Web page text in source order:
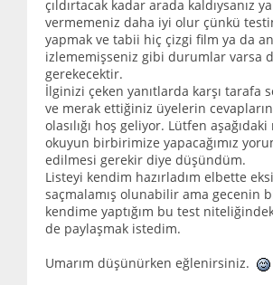
çıldırtacak kadar arada kaldıysanız
vermemeniz daha iyi olur çünkü
yapmak ve tabii hiç çizgi film ya da
izlememişseniz gibi durumlar varsa
gerekecektir.
İlginizi çeken yanıtlarda karşı tarafa
ve merak ettiğiniz üyelerin
olasılığı hoş geliyor. Lütfen
okuyun birbirimize yapacağımız
edilmesi gerekir diye düşündüm.
Listeyi kendim hazırladım elbette
saçmalamış olunabilir ama gecenin
kendime yaptığım bu test
de paylaşmak istedim.
Umarım düşünürken eğlenirsiniz.